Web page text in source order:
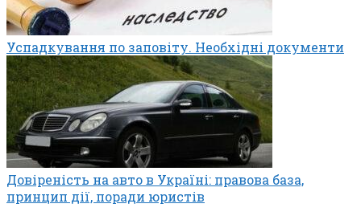
Успадкування по заповіту. Необхідні документи
Довіреність на авто в Україні: правова база,
принцип дії, поради юристів